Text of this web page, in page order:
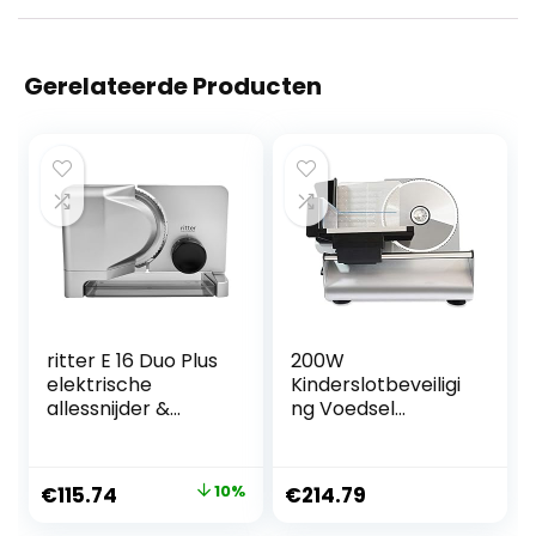
Gerelateerde Producten
ritter E 16 Duo Plus
elektrische
allessnijder &
motor, Made in
Germany, zilver
Oorspronkelijke
€115.74 Huidige
10%
200W
Kinderslotbeveiligi
ng Voedsel
Vleessnijmachines
Met Verstelbare
€214.79